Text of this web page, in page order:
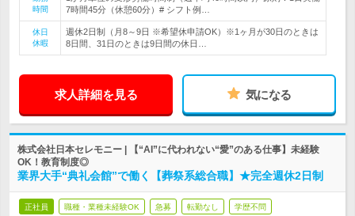
時間
7時間45分（休憩60分）# シフト例…
休日
休暇
週休2日制（月8～9日 ※希望休申請OK）※1ヶ月が30日のときは
8日間、31日のときは9日間の休日…
求人詳細を見る 気になる
株式会社日本セレモニー | 【“AI”に代われない“愛”のある仕事】未経験
OK！教育制度◎
業界大手“典礼会館”で働く【葬祭系総合職】★完全週休2日制
正社員 職種・業種未経験OK 急募 転勤なし 学歴不問